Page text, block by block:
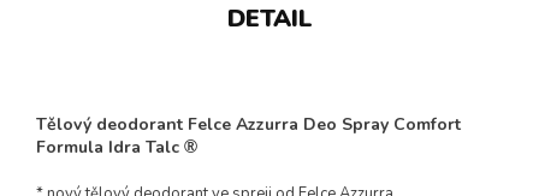
DETAIL
Tělový deodorant Felce Azzurra Deo Spray Comfort
Formula Idra Talc ®